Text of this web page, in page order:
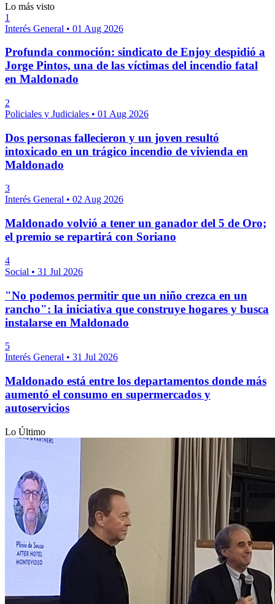
Lo más visto
1
Interés General • 01 Aug 2026
Profunda conmoción: sindicato de Enjoy despidió a
Jorge Pintos, una de las víctimas del incendio fatal
en Maldonado
2
Policiales y Judiciales • 01 Aug 2026
Dos personas fallecieron y un joven resultó
intoxicado en un trágico incendio de vivienda en
Maldonado
3
Interés General • 02 Aug 2026
Maldonado volvió a tener un ganador del 5 de Oro;
el premio se repartirá con Soriano
4
Social • 31 Jul 2026
"No podemos permitir que un niño crezca en un
rancho": la iniciativa que construye hogares y busca
instalarse en Maldonado
5
Interés General • 31 Jul 2026
Maldonado está entre los departamentos donde más
aumentó el consumo en supermercados y
autoservicios
Lo Último